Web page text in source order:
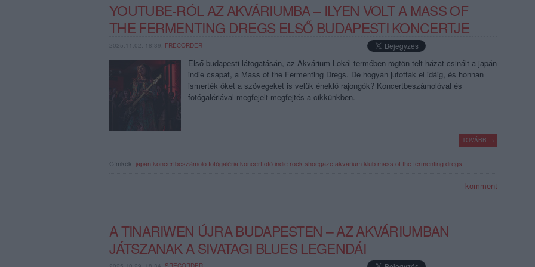
YOUTUBE-RÓL AZ AKVÁRIUMBA – ILYEN VOLT A MASS OF
THE FERMENTING DREGS ELSŐ BUDAPESTI KONCERTJE
2025.11.02. 18:39, FRECORDER
Első budapesti látogatásán, az Akvárium Lokál termében rögtön telt házat csinált a japán
indie csapat, a Mass of the Fermenting Dregs. De hogyan jutottak el idáig, és honnan
ismerték őket a szövegeket is velük éneklő rajongók? Koncertbeszámolóval és
fotógalériával megfejelt megfejtés a cikkünkben.
TOVÁBB →
Címkék: japán koncertbeszámolófotógaléria koncertfotó indie rock shoegazeakvárium klub mass of the fermenting dregs
komment
A TINARIWEN ÚJRA BUDAPESTEN – AZ AKVÁRIUMBAN
JÁTSZANAK A SIVATAGI BLUES LEGENDÁI